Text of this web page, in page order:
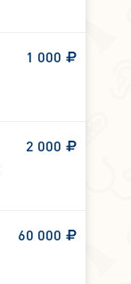
1 000
2 000
60 000